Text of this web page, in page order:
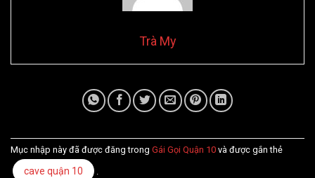
Trà My
Mục nhập này đã được đăng trong Gái Gọi Quận 10 và được gắn thẻ
cave quận 10 .